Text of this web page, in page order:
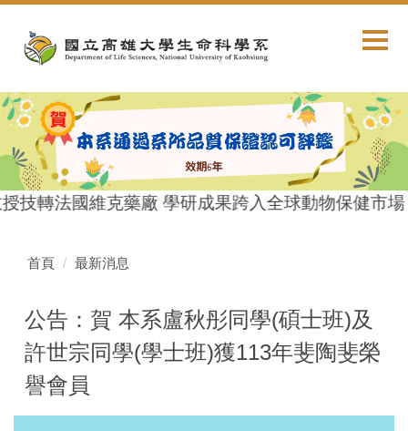
內
容
技轉法國維克藥廠 學研成果跨入全球動物保健市場
首頁 最新消息
公告：賀 本系盧秋彤同學(碩士班)及
許世宗同學(學士班)獲113年斐陶斐榮
譽會員